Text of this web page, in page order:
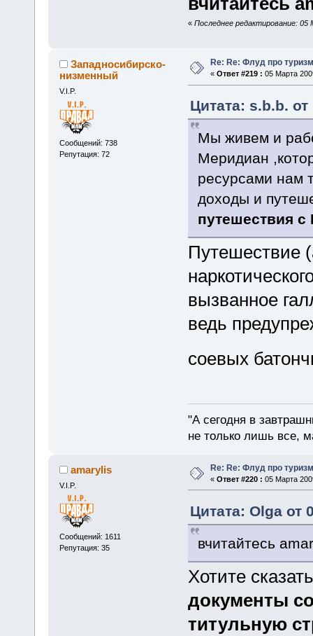
« Последнее редактирование:
Западносибирско-
низменный
V.I.P.
Сообщений: 738
Репутация: 72
Re: Re: Флуд про туризм
« Ответ #219 : 05 Марта
Цитата: s.b.b.
Мы живем и
Меридиан
ресурсами нам
доходы и
путешествия
Путешествие
вызванное
ведь
соевых
"А сегодня в
не только лишь все,
amarylis
V.I.P.
Сообщений: 1611
Репутация: 35
Re: Re: Флуд про туризм
« Ответ #220 : 05 Марта
Цитата: Olga от
вчитайтесь
Хотите
документы
титульную